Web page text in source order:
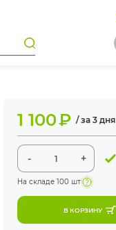
1 100₽ / за 3 дня
- +
На складе 100 шт
В КОРЗИНУ